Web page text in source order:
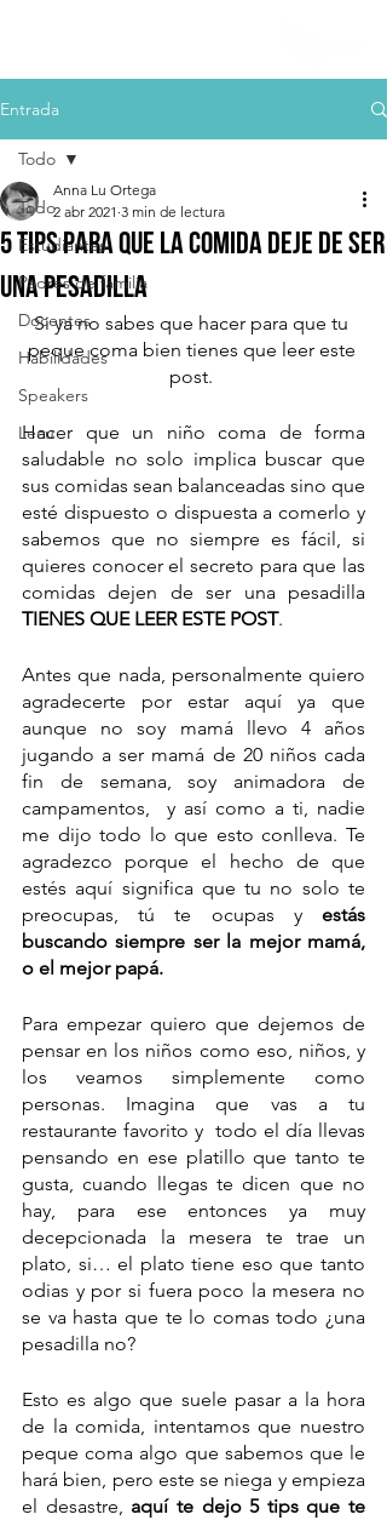
Entrada
Todo
Estudiantes
Padres de familia
Docentes
Habilidades
Speakers
Lecu
Todo
5 Tips para que la comida deje de ser
una pesadilla
Anna Lu Ortega
2 abr 2021 3 min de lectura
Si ya no sabes que hacer para que tu
peque coma bien tienes que leer este
post.
Hacer que un niño coma de forma
saludable no solo implica buscar que
sus comidas sean balanceadas sino que
esté dispuesto o dispuesta a comerlo y
sabemos que no siempre es fácil, si
quieres conocer el secreto para que las
TIENES QUE LEER ESTE POST.
Antes que nada, personalmente quiero
agradecerte por estar aquí ya que
aunque no soy mamá llevo 4 años
jugando a ser mamá de 20 niños cada
fin de semana, soy animadora de
campamentos,  y así como a ti, nadie
me dijo todo lo que esto conlleva. Te
agradezco porque el hecho de que
estés aquí significa que tu no solo te
preocupas, tú te ocupas y estás
buscando siempre ser la mejor mamá,
o el mejor papá.
Para empezar quiero que dejemos de
pensar en los niños como eso, niños, y
los veamos simplemente como
personas. Imagina que vas a tu
restaurante favorito y  todo el día llevas
pensando en ese platillo que tanto te
gusta, cuando llegas te dicen que no
hay, para ese entonces ya muy
decepcionada la mesera te trae un
plato, si… el plato tiene eso que tanto
odias y por si fuera poco la mesera no
se va hasta que te lo comas todo ¿una
pesadilla no?
Esto es algo que suele pasar a la hora
de la comida, intentamos que nuestro
peque coma algo que sabemos que le
hará bien, pero este se niega y empieza
el desastre, aquí te dejo 5 tips que te